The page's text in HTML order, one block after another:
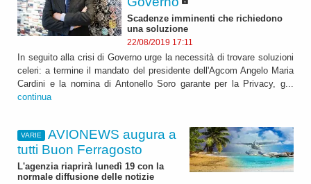
Scadenze imminenti che richiedono
una soluzione
22/08/2019 17:11
In seguito alla crisi di Governo urge la necessità di trovare soluzioni
celeri: a termine il mandato del presidente dell'Agcom Angelo Maria
Cardini e la nomina di Antonello Soro garante per la Privacy, g...
continua
VARIE
AVIONEWS augura a
tutti Buon Ferragosto
L'agenzia riaprirà lunedì 19 con la
normale diffusione delle notizie